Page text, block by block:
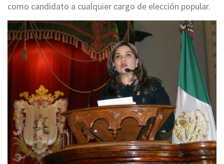
como candidato a cualquier cargo de elección popular.